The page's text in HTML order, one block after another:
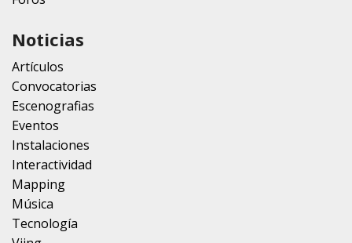
Noticias
Artículos
Convocatorias
Escenografias
Eventos
Instalaciones
Interactividad
Mapping
Música
Tecnología